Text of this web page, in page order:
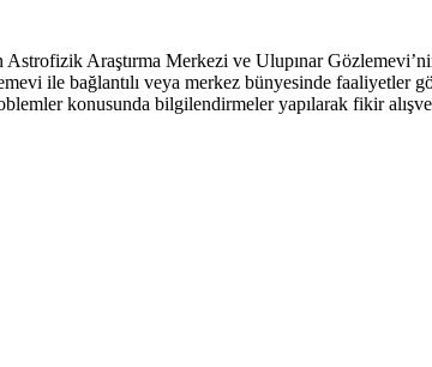
Araştırma Merkezi ve Ulupınar
ile bağlantılı veya merkez bünyesinde faaliyetler
konusunda bilgilendirmeler yapılarak fikir